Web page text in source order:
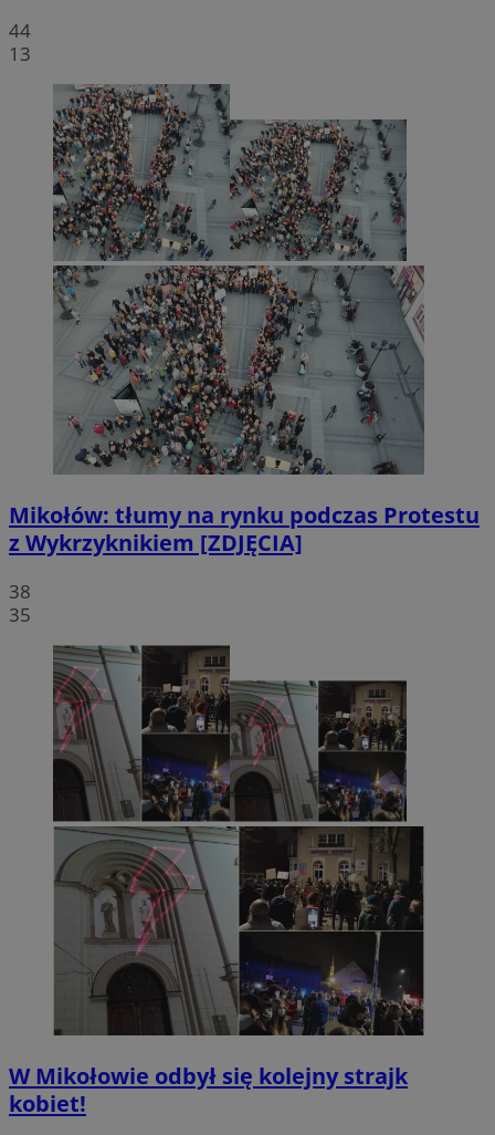
44
13
Mikołów: tłumy na rynku podczas Protestu
z Wykrzyknikiem [ZDJĘCIA]
38
35
W Mikołowie odbył się kolejny strajk
kobiet!